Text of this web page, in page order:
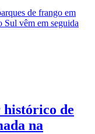
de frango em
Sul vêm em seguida
de
na